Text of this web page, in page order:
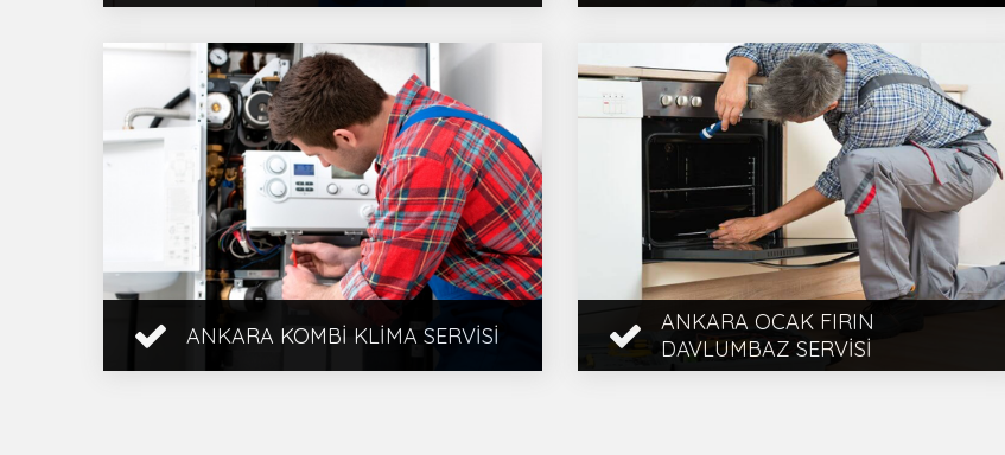
ve Derin Dondurucu Tamiri
Konusunda Güvenilir ve Kaliteli
Hizmet, Uygun Fiyat, Gününde ve ...
İncele
Beyaz Eşya Servisi, Bölge Servis,
Ankara Çamaşır Makinesi Tamircisi,
1 Yıl Garanti, Hız ...
İncele
ANKARA KOMBI KLIMA SERVISI
ANKARA OCAK FIRIN
DAVLUMBAZ SERVISI